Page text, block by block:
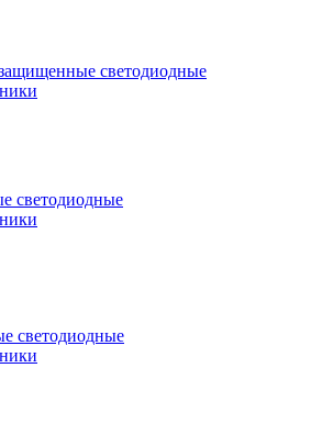
светодиодные
светодиодные
светодиодные